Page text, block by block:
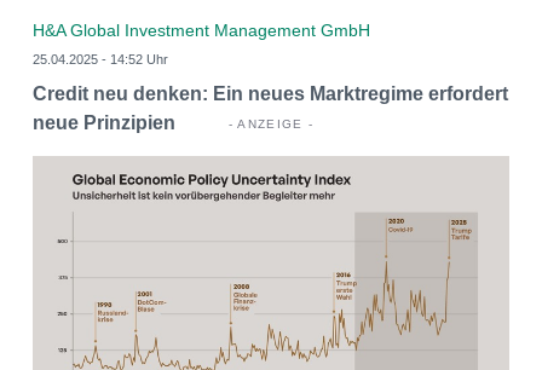
H&A Global Investment Management GmbH
25.04.2025 - 14:52 Uhr
Credit neu denken: Ein neues Marktregime erfordert
neue Prinzipien